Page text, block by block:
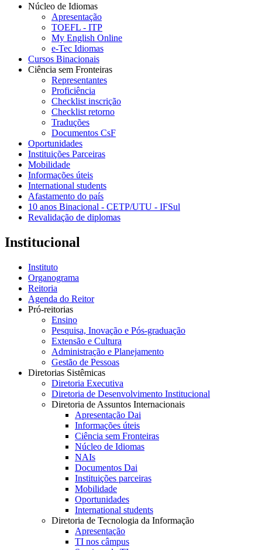
Núcleo de Idiomas
Apresentação
TOEFL - ITP
My English Online
e-Tec Idiomas
Cursos Binacionais
Ciência sem Fronteiras
Representantes
Proficiência
Checklist inscrição
Checklist retorno
Traduções
Documentos CsF
Oportunidades
Instituições Parceiras
Mobilidade
Informações úteis
International students
Afastamento do país
10 anos Binacional - CETP/UTU - IFSul
Revalidação de diplomas
Institucional
Instituto
Organograma
Reitoria
Agenda do Reitor
Pró-reitorias
Ensino
Pesquisa, Inovação e Pós-graduação
Extensão e Cultura
Administração e Planejamento
Gestão de Pessoas
Diretorias Sistêmicas
Diretoria Executiva
Diretoria de Desenvolvimento Institucional
Diretoria de Assuntos Internacionais
Apresentação Dai
Informações úteis
Ciência sem Fronteiras
Núcleo de Idiomas
NAIs
Documentos Dai
Instituições parceiras
Mobilidade
Oportunidades
International students
Diretoria de Tecnologia da Informação
Apresentação
TI nos câmpus